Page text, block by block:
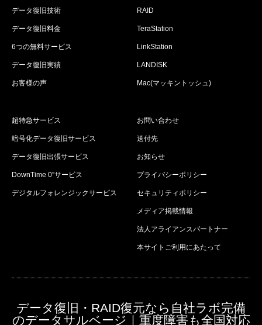
データ復旧技術
データ復旧料金
6つの無料サービス
データ復旧実績
お客様の声
RAID
TeraStation
LinkStation
LANDISK
Mac(マッキントッシュ)
超特急サービス
暗号化データ復旧サービス
データ復旧出張サービス
DownTime 0”サービス
デジタルフォレンジックサービス
お問い合わせ
送付先
お知らせ
プライバシーポリシー
セキュリティポリシー
メディア掲載情報
法人アライアンスパートナー
本サイトご利用にあたって
データ復旧・RAID復元なら自社ラボ完備
のデータサルベージ｜重度障害も全国対応